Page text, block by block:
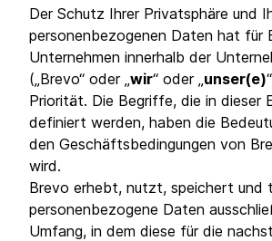
Der Schutz Ihrer Privatsphäre und
personenbezogenen Daten hat für
Unternehmen innerhalb der
(„Brevo“ oder „wir“ oder „unser(e)
Priorität. Die Begriffe, die in dieser
definiert werden, haben die
den Geschäftsbedingungen von
wird.
Brevo erhebt, nutzt, speichert und
personenbezogene Daten
Umfang, in dem diese für die